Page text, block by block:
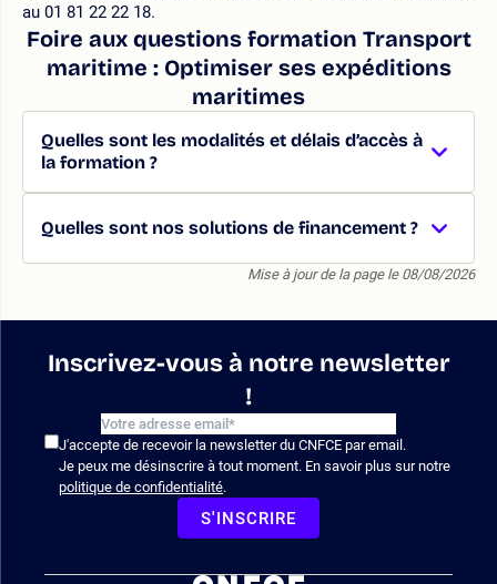
au 01 81 22 22 18.
Foire aux questions formation Transport
maritime : Optimiser ses expéditions
maritimes
Quelles sont les modalités et délais d’accès à
la formation ?
Quelles sont nos solutions de financement ?
Mise à jour de la page le 08/08/2026
Inscrivez-vous à notre newsletter
!
J'accepte de recevoir la newsletter du CNFCE par email.
Je peux me désinscrire à tout moment. En savoir plus sur notre
politique de confidentialité.
S'INSCRIRE